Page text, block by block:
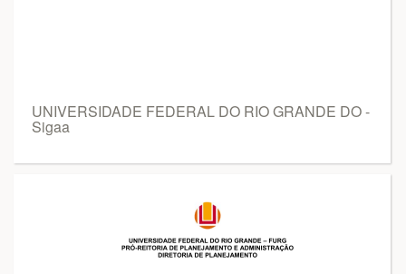
UNIVERSIDADE FEDERAL DO RIO GRANDE DO -
Sigaa